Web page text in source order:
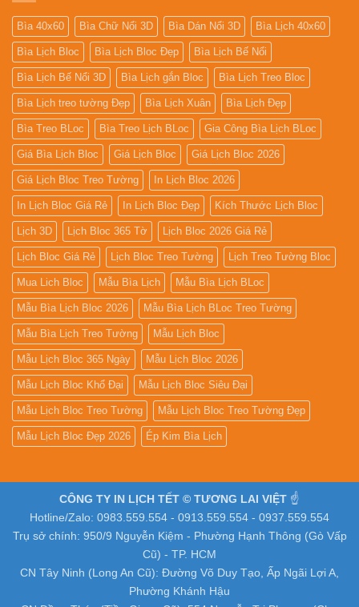
Bìa 40x60 Bìa Chữ Nổi 3D Bìa Dán Nổi 3D Bìa Lịch 40x60
Bìa Lịch Bloc Bìa Lịch Bloc Đẹp Bìa Lịch Bế Nổi
Bìa Lịch Bế Nổi 3D Bìa Lịch gắn Bloc Bìa Lịch Treo Bloc
Bìa Lịch treo tường Đẹp Bìa Lịch Xuân Bìa Lịch Đẹp
Bìa Treo BLoc Bìa Treo Lịch BLoc Gia Công Bìa Lịch BLoc
Giá Bìa Lịch Bloc Giá Lịch Bloc Giá Lịch Bloc 2026
Giá Lịch Bloc Treo Tường In Lịch Bloc 2026
In Lịch Bloc Giá Rẻ In Lịch Bloc Đẹp Kích Thước Lịch Bloc
Lịch 3D Lịch Bloc 365 Tờ Lịch Bloc 2026 Giá Rẻ
Lịch Bloc Giá Rẻ Lịch Bloc Treo Tường Lịch Treo Tường Bloc
Mua Lich Bloc Mẫu Bìa Lịch Mẫu Bìa Lịch BLoc
Mẫu Bìa Lịch Bloc 2026 Mẫu Bìa Lịch BLoc Treo Tường
Mẫu Bìa Lịch Treo Tường Mẫu Lịch Bloc
Mẫu Lịch Bloc 365 Ngày Mẫu Lịch Bloc 2026
Mẫu Lịch Bloc Khổ Đại Mẫu Lịch Bloc Siêu Đại
Mẫu Lịch Bloc Treo Tường Mẫu Lịch Bloc Treo Tường Đẹp
Mẫu Lịch Bloc Đẹp 2026 Ép Kim Bìa Lịch
CÔNG TY IN LỊCH TẾT © TƯƠNG LAI VIỆT ☝️
Hotline/Zalo: 0983.559.554 - 0913.559.554 - 0937.559.554
Trụ sở chính: 950/9 Nguyễn Kiệm - Phường Hạnh Thông (Gò Vấp
Cũ) - TP. HCM
CN Tây Ninh (Long An Cũ): Đường Võ Duy Tạo, Ấp Ngãi Lợi A,
Phường Khánh Hậu